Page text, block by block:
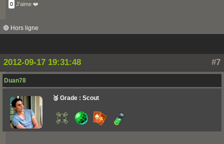
0 J'aime ❤️
🔴 Hors ligne
#7
2012-09-17 19:31:48
Duan78
🥉 Grade : Scout